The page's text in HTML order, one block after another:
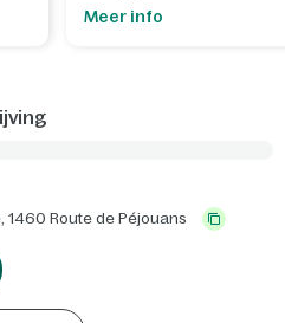
Meer info
1460 Route de Péjouans